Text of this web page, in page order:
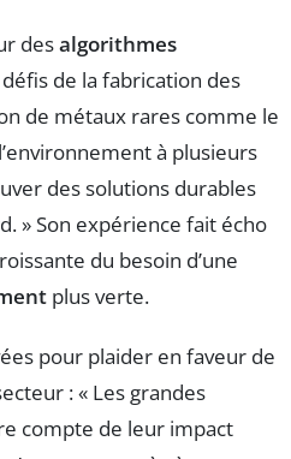
desalgorithmes
de la fabrication des
de métaux rares comme le
à plusieurs
des solutions durables
» Son expérience fait écho
du besoin d’une
plus verte.
pour plaider en faveur de
: « Les grandes
compte de leur impact